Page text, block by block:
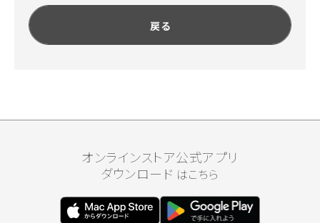
戻る
オンラインストア公式アプリ
ダウンロード はこちら